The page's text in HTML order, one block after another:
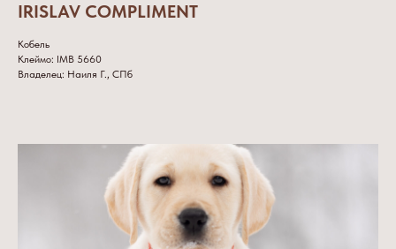
IRISLAV COMPLIMENT
Кобель
Клеймо: IMB 5660
Владелец: Наиля Г., СПб